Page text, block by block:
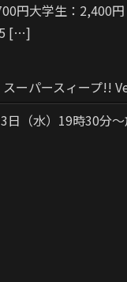
円大学生：2,400
[…]
ーパースィープ!!
日（水）19時30分